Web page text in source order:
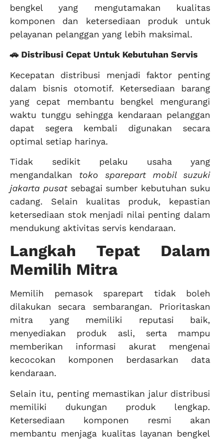
bengkel yang mengutamakan kualitas
komponen dan ketersediaan produk untuk
pelayanan pelanggan yang lebih maksimal.
🚗 Distribusi Cepat Untuk Kebutuhan Servis
Kecepatan distribusi menjadi faktor penting
dalam bisnis otomotif. Ketersediaan barang
yang cepat membantu bengkel mengurangi
waktu tunggu sehingga kendaraan pelanggan
dapat segera kembali digunakan secara
optimal setiap harinya.
Tidak sedikit pelaku usaha yang
mengandalkan toko sparepart mobil suzuki
jakarta pusatsebagai sumber kebutuhan suku
cadang. Selain kualitas produk, kepastian
ketersediaan stok menjadi nilai penting dalam
mendukung aktivitas servis kendaraan.
Langkah Tepat Dalam
Memilih Mitra
Memilih pemasok sparepart tidak boleh
dilakukan secara sembarangan. Prioritaskan
mitra yang memiliki reputasi baik,
menyediakan produk asli, serta mampu
memberikan informasi akurat mengenai
kecocokan komponen berdasarkan data
kendaraan.
Selain itu, penting memastikan jalur distribusi
memiliki dukungan produk lengkap.
Ketersediaan komponen resmi akan
membantu menjaga kualitas layanan bengkel